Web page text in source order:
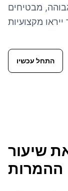
מבטיחים
מקצועיות
התחל עכשיו
שיעור
ההמרות